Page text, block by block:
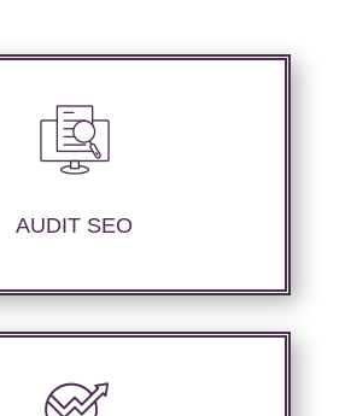
AUDIT SEO
de votre site web à travers les
pertinents, les principaux
SEO propose des services